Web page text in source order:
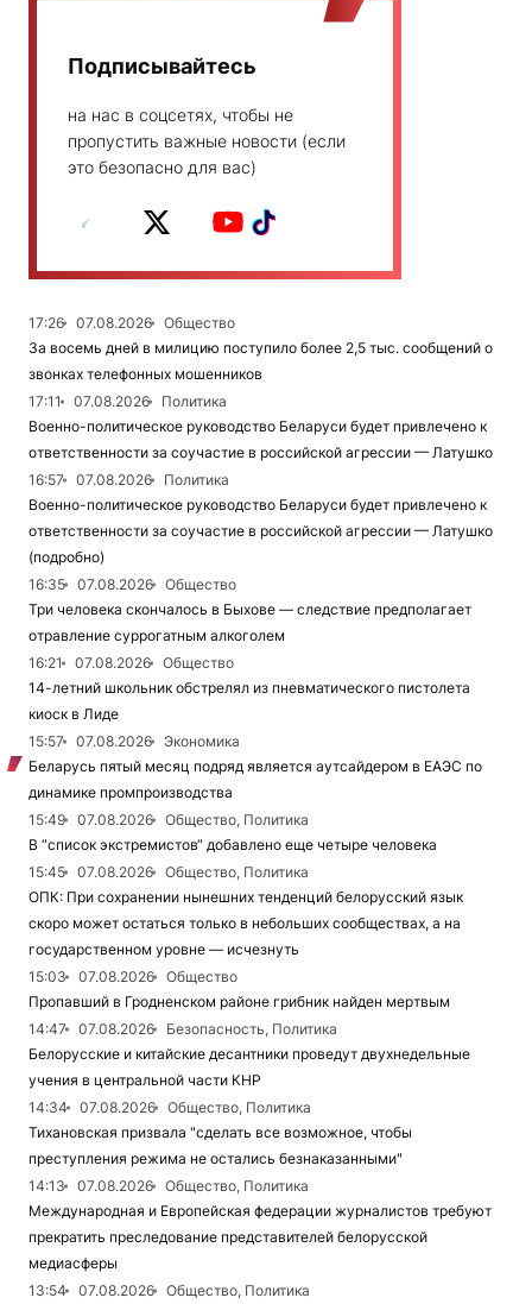
Подписывайтесь
на нас в соцсетях, чтобы не
пропустить важные новости (если
это безопасно для вас)
17:26 07.08.2026
Общество
За восемь дней в милицию поступило более 2,5 тыс. сообщений о
звонках телефонных мошенников
17:11
07.08.2026
Политика
Военно-политическое руководство Беларуси будет привлечено к
ответственности за соучастие в российской агрессии — Латушко
16:57
07.08.2026
Политика
Военно-политическое руководство Беларуси будет привлечено к
ответственности за соучастие в российской агрессии — Латушко
(подробно)
16:35
07.08.2026
Общество
Три человека скончалось в Быхове — следствие предполагает
отравление суррогатным алкоголем
16:21
07.08.2026
Общество
14-летний школьник обстрелял из пневматического пистолета
киоск в Лиде
15:57
07.08.2026
Экономика
Беларусь пятый месяц подряд является аутсайдером в ЕАЭС по
динамике промпроизводства
15:49
07.08.2026
Общество, Политика
В “список экстремистов“ добавлено еще четыре человека
15:45
07.08.2026
Общество, Политика
ОПК: При сохранении нынешних тенденций белорусский язык
скоро может остаться только в небольших сообществах, а на
государственном уровне — исчезнуть
15:03
07.08.2026
Общество
Пропавший в Гродненском районе грибник найден мертвым
14:47
07.08.2026
Безопасность, Политика
Белорусские и китайские десантники проведут двухнедельные
учения в центральной части КНР
14:34
07.08.2026
Общество, Политика
Тихановская призвала "сделать все возможное, чтобы
преступления режима не остались безнаказанными"
14:13
07.08.2026
Общество, Политика
Международная и Европейская федерации журналистов требуют
прекратить преследование представителей белорусской
медиасферы
13:54
07.08.2026
Общество, Политика